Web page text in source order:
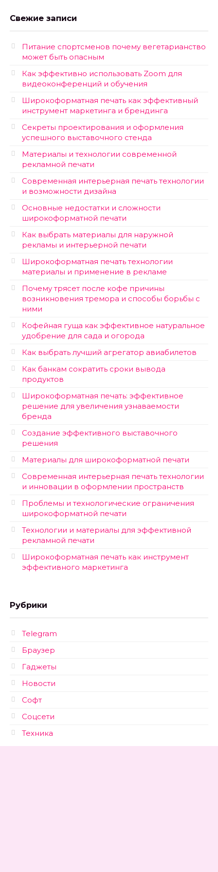
Свежие записи
Питание спортсменов почему вегетарианство
может быть опасным
Как эффективно использовать Zoom для
видеоконференций и обучения
Широкоформатная печать как эффективный
инструмент маркетинга и брендинга
Секреты проектирования и оформления
успешного выставочного стенда
Материалы и технологии современной
рекламной печати
Современная интерьерная печать технологии
и возможности дизайна
Основные недостатки и сложности
широкоформатной печати
Как выбрать материалы для наружной
рекламы и интерьерной печати
Широкоформатная печать технологии
материалы и применение в рекламе
Почему трясет после кофе причины
возникновения тремора и способы борьбы с
ними
Кофейная гуща как эффективное натуральное
удобрение для сада и огорода
Как выбрать лучший агрегатор авиабилетов
Как банкам сократить сроки вывода
продуктов
Широкоформатная печать: эффективное
решение для увеличения узнаваемости
бренда
Создание эффективного выставочного
решения
Материалы для широкоформатной печати
Современная интерьерная печать технологии
и инновации в оформлении пространств
Проблемы и технологические ограничения
широкоформатной печати
Технологии и материалы для эффективной
рекламной печати
Широкоформатная печать как инструмент
эффективного маркетинга
Рубрики
Telegram
Браузер
Гаджеты
Новости
Софт
Соцсети
Техника